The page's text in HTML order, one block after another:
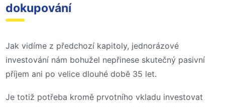
dokupování
Jak vidíme z předchozí kapitoly, jednorázové
investování nám bohužel nepřinese skutečný pasivní
příjem ani po velice dlouhé době 35 let.
Je totiž potřeba kromě prvotního vkladu investovat